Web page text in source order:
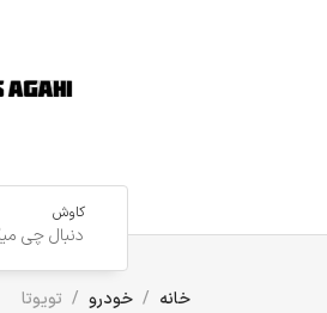
کاوش
خانه خودرو تویوتا